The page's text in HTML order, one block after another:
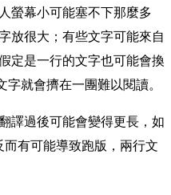
螢幕小可能塞不下那麼多
放很大；有些文字可能來自
定是一行的文字也可能會換
就會擠在一團難以閱讀。
譯過後可能會變得更長，如
而有可能導致跑版，兩行文